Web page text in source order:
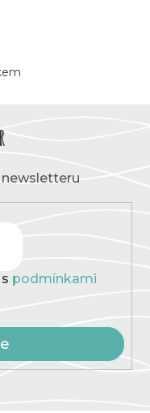
podmínkami